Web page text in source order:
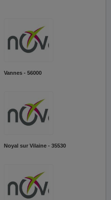
Vannes - 56000
Noyal sur Vilaine - 35530